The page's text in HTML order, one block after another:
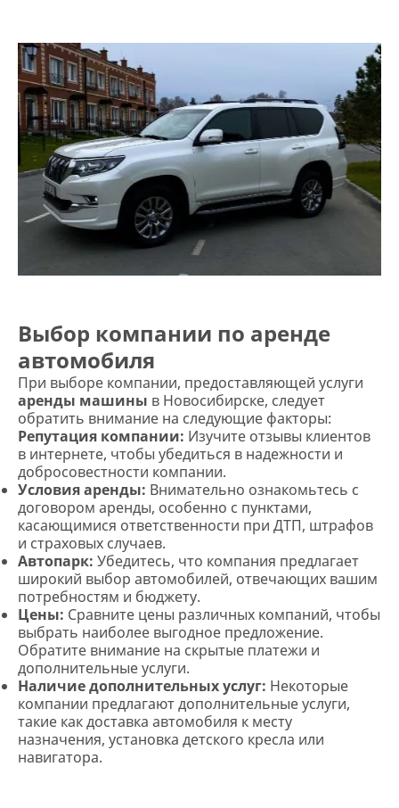
Выбор компании по аренде
автомобиля
При выборе компании, предоставляющей услуги
аренды машины в Новосибирске, следует
обратить внимание на следующие факторы:
Репутация компании: Изучите отзывы клиентов
в интернете, чтобы убедиться в надежности и
добросовестности компании.
Условия аренды: Внимательно ознакомьтесь с
договором аренды, особенно с пунктами,
касающимися ответственности при ДТП, штрафов
и страховых случаев.
Автопарк: Убедитесь, что компания предлагает
широкий выбор автомобилей, отвечающих вашим
потребностям и бюджету.
Цены: Сравните цены различных компаний, чтобы
выбрать наиболее выгодное предложение.
Обратите внимание на скрытые платежи и
дополнительные услуги.
Наличие дополнительных услуг: Некоторые
компании предлагают дополнительные услуги,
такие как доставка автомобиля к месту
назначения, установка детского кресла или
навигатора.